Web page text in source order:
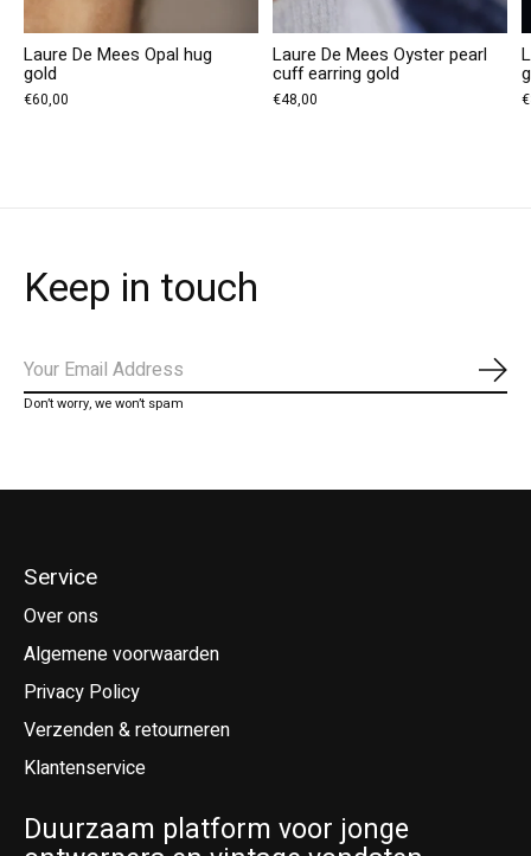
Laure De Mees Opal hug
gold
€60,00
Laure De Mees Oyster pearl
cuff earring gold
€48,00
Keep in touch
Don’t worry, we won’t spam
Service
Over ons
Algemene voorwaarden
Privacy Policy
Verzenden & retourneren
Klantenservice
Duurzaam platform voor jonge